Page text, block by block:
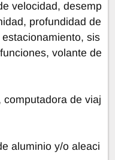
velocidad, desemp
profundidad de
sis
volante de
de viaj
aluminio y/o aleaci